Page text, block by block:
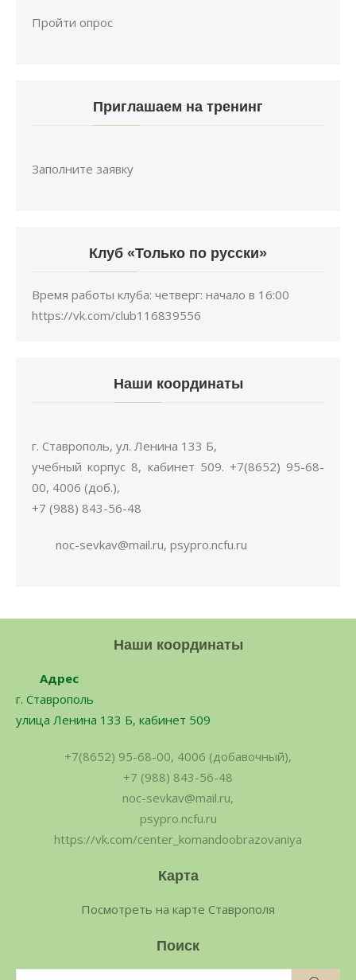
Пройти опрос
Приглашаем на тренинг
Заполните заявку
Клуб «Только по русски»
Время работы клуба: четверг: начало в 16:00
https://vk.com/club116839556
Наши координаты
г. Ставрополь, ул. Ленина 133 Б,
учебный корпус 8, кабинет 509. +7(8652) 95-68-
00, 4006 (доб.),
+7 (988) 843-56-48
noc-sevkav@mail.ru, psypro.ncfu.ru
Наши координаты
Адрес
г. Ставрополь
улица Ленина 133 Б, кабинет 509
+7(8652) 95-68-00, 4006 (добавочный),
+7 (988) 843-56-48
noc-sevkav@mail.ru,
psypro.ncfu.ru
https://vk.com/center_komandoobrazovaniya
Карта
Посмотреть на карте Ставрополя
Поиск